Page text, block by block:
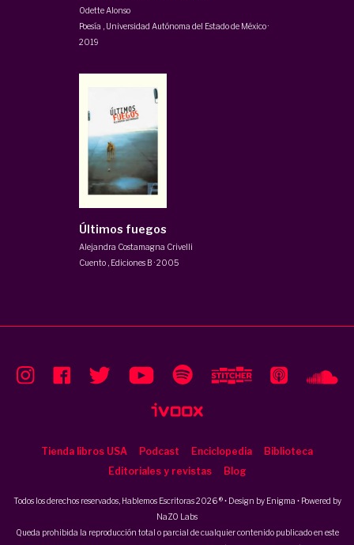
Odette Alonso
Poesía
Universidad Autónoma del Estado de México·
2019
Últimos fuegos
Alejandra Costamagna Crivelli
Cuento, Ediciones B ·2005
Tienda libros USA Podcast Enciclopedia
Biblioteca
Editoriales y revistas
Blog
Todos los derechos reservados, Hablemos Escritoras 2026 ® • Design by Enigma • Powered by
NaZO Labs
Queda prohibida la reproducción total o parcial de cualquier contenido publicado en este